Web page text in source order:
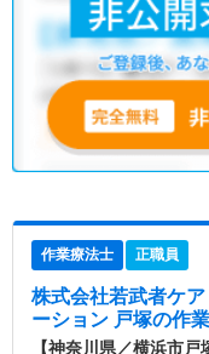
作業療法士 正職員
株式会社若武者ケ
ーション 戸塚の作
【神奈川県／横浜市